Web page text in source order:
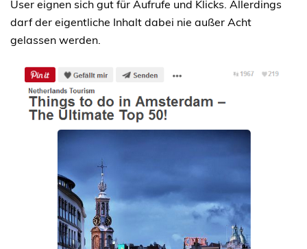
User eignen sich gut für Aufrufe und Klicks. Allerdings
darf der eigentliche Inhalt dabei nie außer Acht
gelassen werden.